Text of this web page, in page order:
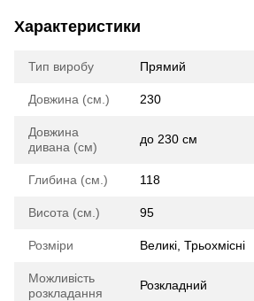
Характеристики
Тип виробу Прямий
Довжина (см.) 230
Довжина
дивана (см)
до 230 см
Глибина (см.) 118
Висота (см.) 95
Розміри Великі, Трьохмісні
Можливість
розкладання
Розкладний